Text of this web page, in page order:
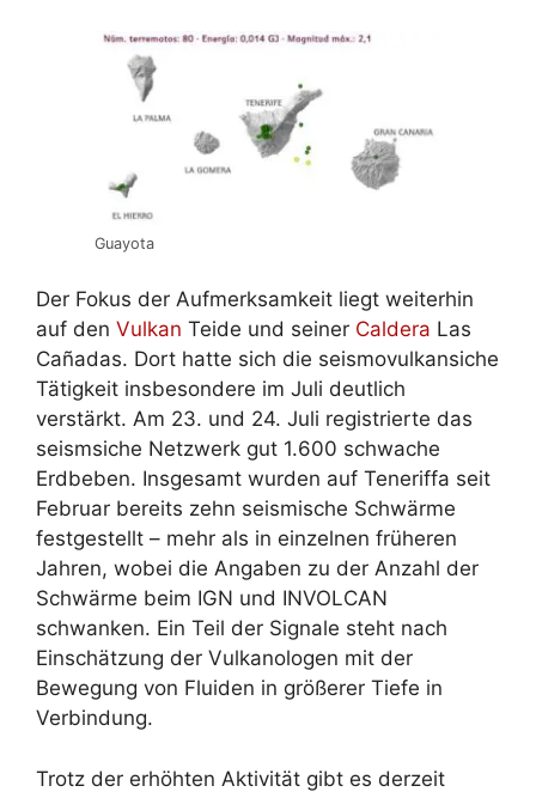
Guayota
Der Fokus der Aufmerksamkeit liegt weiterhin
auf den Vulkan Teide und seiner Caldera Las
Cañadas. Dort hatte sich die seismovulkansiche
Tätigkeit insbesondere im Juli deutlich
verstärkt. Am 23. und 24. Juli registrierte das
seismsiche Netzwerk gut 1.600 schwache
Erdbeben. Insgesamt wurden auf Teneriffa seit
Februar bereits zehn seismische Schwärme
festgestellt – mehr als in einzelnen früheren
Jahren, wobei die Angaben zu der Anzahl der
Schwärme beim IGN und INVOLCAN
schwanken. Ein Teil der Signale steht nach
Einschätzung der Vulkanologen mit der
Bewegung von Fluiden in größerer Tiefe in
Verbindung.
Trotz der erhöhten Aktivität gibt es derzeit